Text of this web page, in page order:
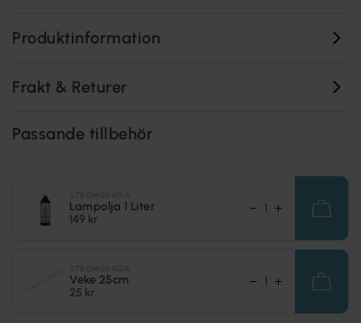
Produktinformation
Frakt & Returer
Passande tillbehör
Lampolja 1 Liter
149 kr
Veke 25cm
25 kr